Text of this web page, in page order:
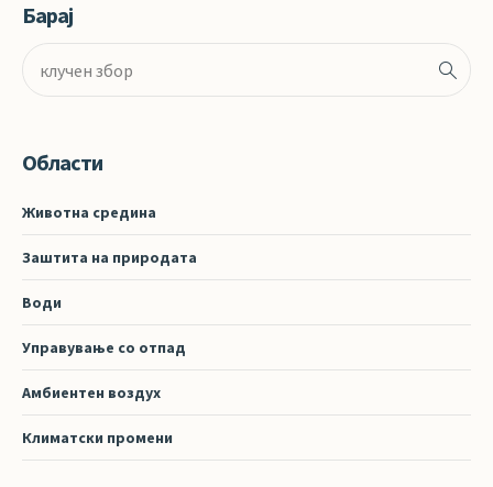
Барај
Области
Животна средина
Заштита на природата
Води
Управување со отпад
Амбиентен воздух
Климатски промени